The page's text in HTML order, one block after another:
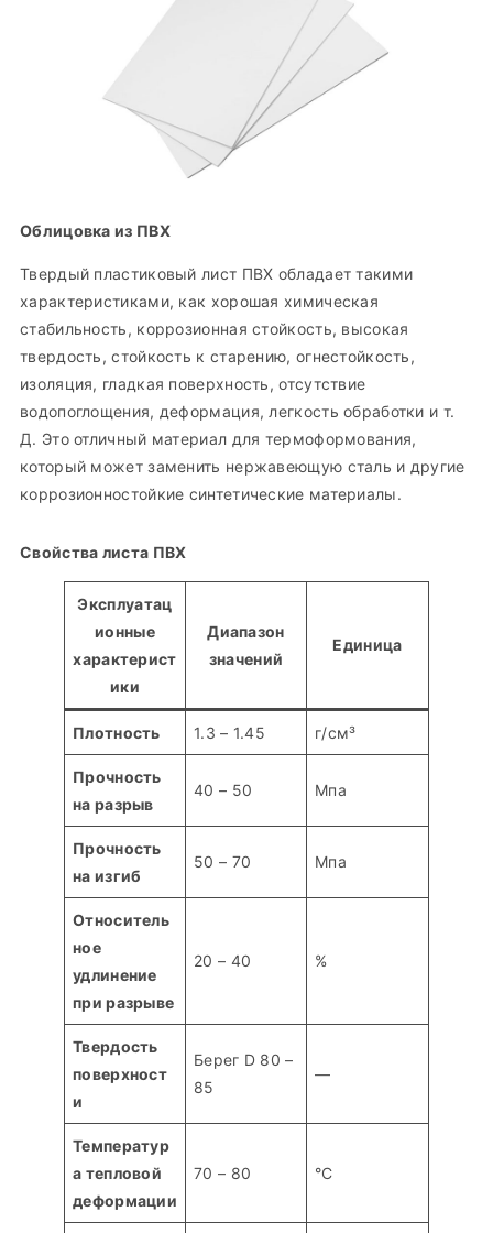
Облицовка из ПВХ
Твердый пластиковый лист ПВХ обладает такими
характеристиками, как хорошая химическая
стабильность, коррозионная стойкость, высокая
твердость, стойкость к старению, огнестойкость,
изоляция, гладкая поверхность, отсутствие
водопоглощения, деформация, легкость обработки и т.
Д. Это отличный материал для термоформования,
который может заменить нержавеющую сталь и другие
коррозионностойкие синтетические материалы.
Свойства листа ПВХ
Эксплуатац
ионные
характерист
ики
Диапазон
значений
Единица
Плотность 1.3 – 1.45 г/см³
Прочность
на разрыв
40 – 50 Мпа
Прочность
на изгиб
50 – 70 Мпа
Относитель
ное
удлинение
при разрыве
20 – 40 %
Твердость
поверхност
и
Берег D 80 –
85
—
Температур
а тепловой
деформации
70 – 80 °С